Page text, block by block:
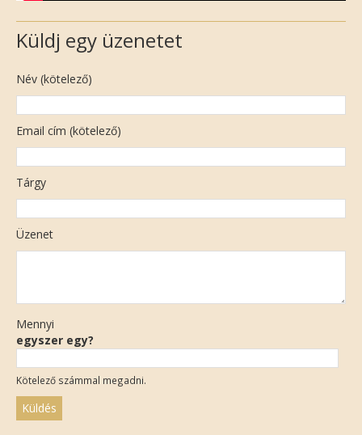
Küldj egy üzenetet
Név (kötelező)
Email cím (kötelező)
Tárgy
Üzenet
Mennyi
egyszer egy?
Kötelező számmal megadni.